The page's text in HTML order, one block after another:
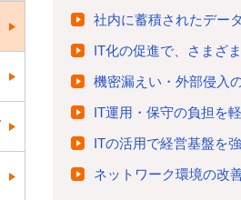
社内に蓄積されたデー
IT化の促進で、さまざ
機密漏えい・外部侵入
IT運用・保守の負担を
ITの活用で経営基盤を
ネットワーク環境の改